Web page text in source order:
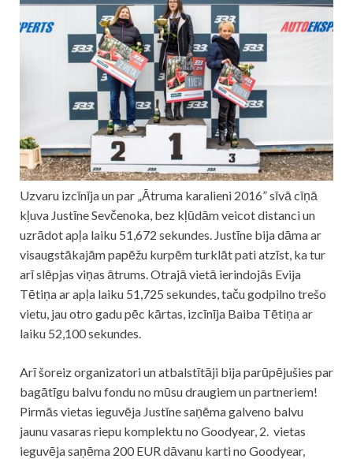
Uzvaru izcīnīja un par „Ātruma karalieni 2016” sīvā cīņā
kļuva Justīne Sevčenoka, bez kļūdām veicot distanci un
uzrādot apļa laiku 51,672 sekundes. Justīne bija dāma ar
visaugstākajām papēžu kurpēm turklāt pati atzīst, ka tur
arī slēpjas viņas ātrums. Otrajā vietā ierindojās Evija
Tētiņa ar apļa laiku 51,725 sekundes, taču godpilno trešo
vietu, jau otro gadu pēc kārtas, izcīnīja Baiba Tētiņa ar
laiku 52,100 sekundes.
Arī šoreiz organizatori un atbalstītāji bija parūpējušies par
bagātīgu balvu fondu no mūsu draugiem un partneriem!
Pirmās vietas ieguvēja Justīne saņēma galveno balvu
jaunu vasaras riepu komplektu no Goodyear, 2. vietas
ieguvēja saņēma 200 EUR dāvanu karti no Goodyear,